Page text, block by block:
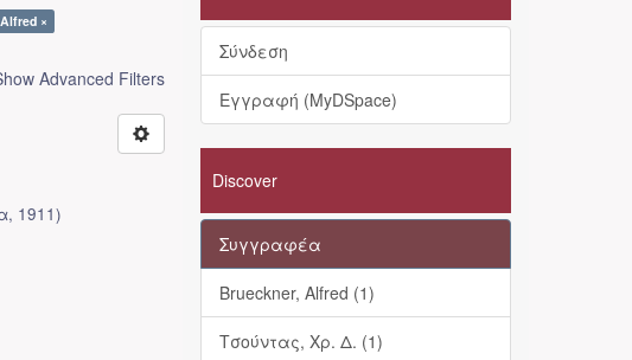
×
Advanced Filters
, 1911)
Σύνδεση
Εγγραφή (MyDSpace)
Discover
Συγγραφέα
Brueckner, Alfred (1)
Τσούντας, Χρ. Δ. (1)